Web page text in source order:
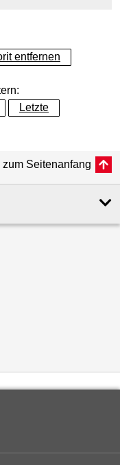
entfernen
Letzte
zum Seitenanfang